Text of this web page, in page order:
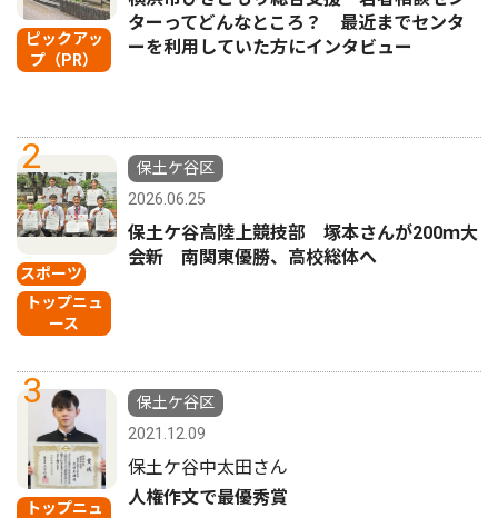
ピックアッ
プ（PR）
ターってどんなところ？ 最近までセンタ
ーを利用していた方にインタビュー
2
スポーツ
トップニュ
ース
保土ケ谷区
2026.06.25
保土ケ谷高陸上競技部 塚本さんが200ｍ大
会新 南関東優勝、高校総体へ
3
トップニュ
保土ケ谷区
2021.12.09
保土ケ谷中太田さん
人権作文で最優秀賞